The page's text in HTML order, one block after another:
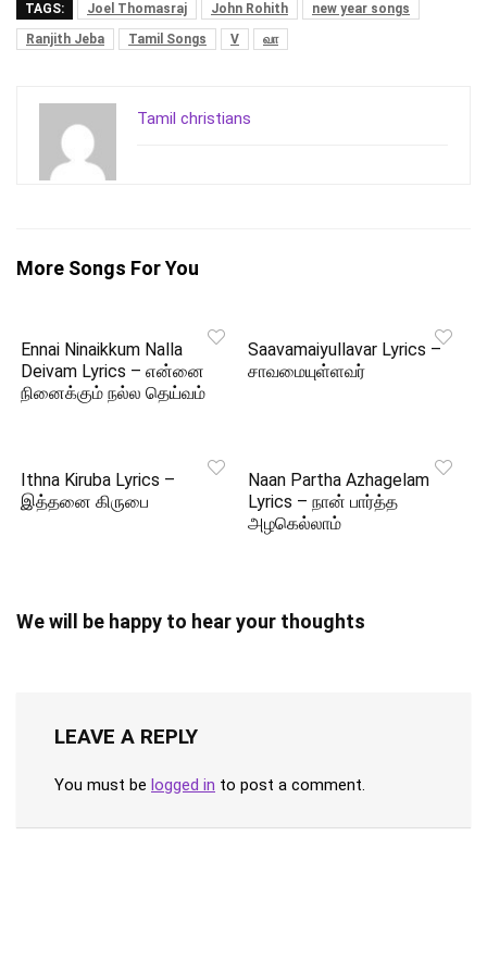
TAGS: Joel Thomasraj John Rohith
new year songs
Ranjith Jeba
Tamil Songs V வா
Tamil christians
More Songs For You
Ennai Ninaikkum Nalla
Deivam Lyrics – என்னை
நினைக்கும் நல்ல தெய்வம்
Saavamaiyullavar Lyrics –
சாவமையுள்ளவர்
Ithna Kiruba Lyrics –
இத்தனை கிருபை
Naan Partha Azhagelam
Lyrics – நான் பார்த்த
அழகெல்லாம்
We will be happy to hear your thoughts
LEAVE A REPLY
You must be logged in to post a comment.